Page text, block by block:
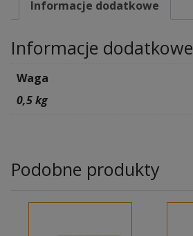
Informacje dodatkowe
Informacje dodatkowe
Waga
0,5 kg
Podobne produkty